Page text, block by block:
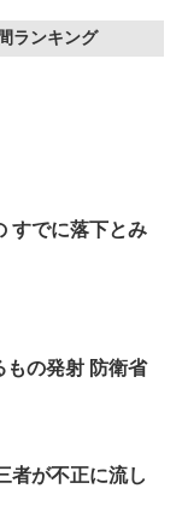
ランキング
すでに落下とみ
もの発射 防衛省
者が不正に流し